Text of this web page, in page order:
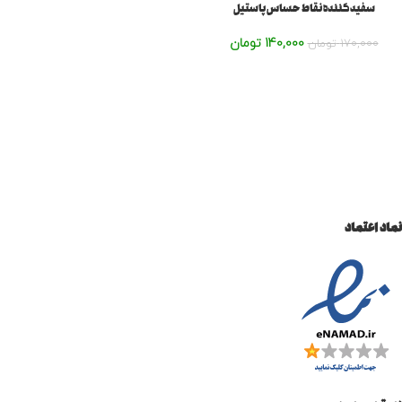
سفید کننده نقاط حساس پاستیل
170,000 تومان 140,000 تومان
نماد اعتماد